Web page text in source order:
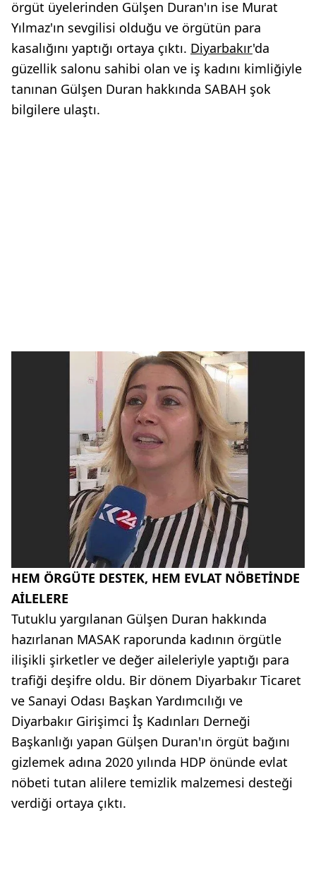
örgüt üyelerinden Gülşen Duran'ın ise Murat
Yılmaz'ın sevgilisi olduğu ve örgütün para
kasalığını yaptığı ortaya çıktı. Diyarbakır'da
güzellik salonu sahibi olan ve iş kadını kimliğiyle
tanınan Gülşen Duran hakkında SABAH şok
bilgilere ulaştı.
HEM ÖRGÜTE DESTEK, HEM EVLAT NÖBETİNDE
AİLELERE
Tutuklu yargılanan Gülşen Duran hakkında
hazırlanan MASAK raporunda kadının örgütle
ilişikli şirketler ve değer aileleriyle yaptığı para
trafiği deşifre oldu. Bir dönem Diyarbakır Ticaret
ve Sanayi Odası Başkan Yardımcılığı ve
Diyarbakır Girişimci İş Kadınları Derneği
Başkanlığı yapan Gülşen Duran'ın örgüt bağını
gizlemek adına 2020 yılında HDP önünde evlat
nöbeti tutan alilere temizlik malzemesi desteği
verdiği ortaya çıktı.